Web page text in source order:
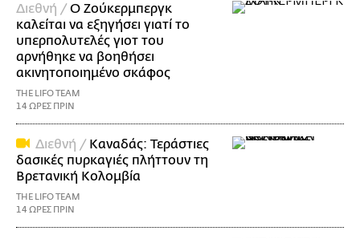
Διεθνή /Ο Ζούκερμπεργκ
καλείται να εξηγήσει γιατί το
υπερπολυτελές γιοτ του
αρνήθηκε να βοηθήσει
ακινητοποιημένο σκάφος
THE LIFO TEAM
14 ΩΡΕΣ ΠΡΙΝ
Διεθνή / Καναδάς: Τεράστιες
δασικές πυρκαγιές πλήττουν τη
Βρετανική Κολομβία
THE LIFO TEAM
14 ΩΡΕΣ ΠΡΙΝ